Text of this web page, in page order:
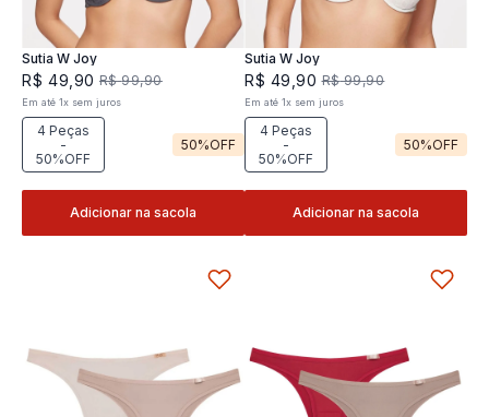
Sutia W Joy
R$ 49 90 R$ 99,90
Em até1x sem juros
4 Peças
-
50%OFF
50%OFF
Adicionar na sacola
Sutia W Joy
R$ 49 ,90 R$ 99,90
Em até 1x sem juros
4 Peças
-
50%OFF
50%OFF
Adicionar na sacola